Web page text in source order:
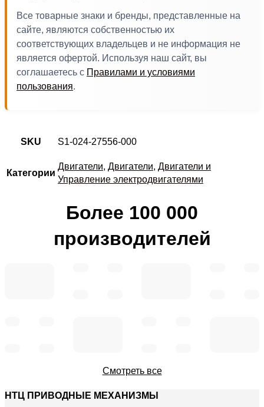
Все товарные знаки и бренды, представленные на
сайте, являются собственностью их
соответствующих владельцев и не информация не
является офертой. Используя наш сайт, вы
соглашаетесь с Правилами и условиями
пользования.
SKU S1-024-27556-000
Категории
Двигатели, Двигатели, Двигатели и
Управление электродвигателями
Более 100 000
производителей
Смотреть все
НТЦ ПРИВОДНЫЕ МЕХАНИЗМЫ